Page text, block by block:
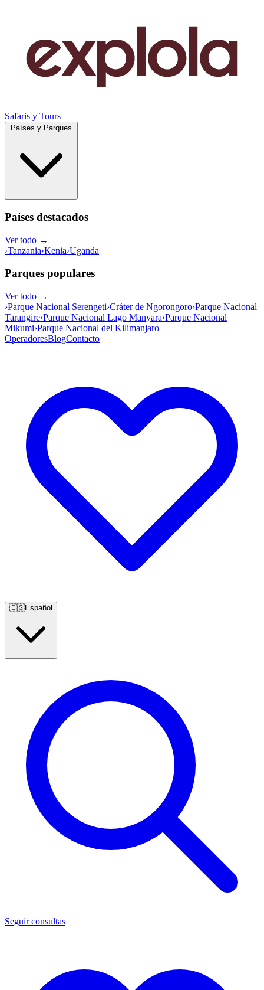
Safaris y Tours
Países destacados
Ver todo →
›Tanzania›Kenia›Uganda
Parques populares
Ver todo →
›Parque Nacional Serengeti›Cráter de Ngorongoro›Parque Nacional
Tarangire›Parque Nacional Lago Manyara›Parque Nacional
Mikumi›Parque Nacional del Kilimanjaro
OperadoresBlogContacto
🇪🇸Español
Seguir consultas